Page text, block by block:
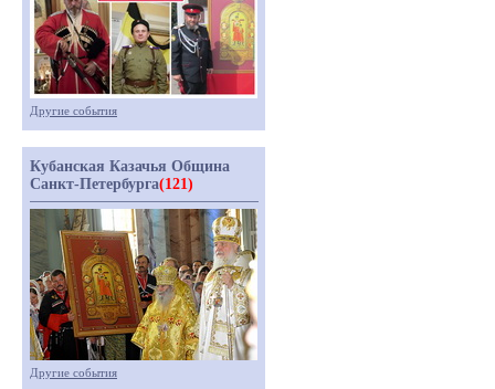
Другие события
Кубанская Казачья Община
Санкт-Петербурга(121)
Другие события